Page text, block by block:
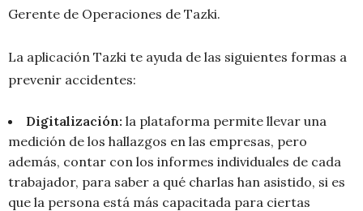
Gerente de Operaciones de Tazki.
La aplicación Tazki te ayuda de las siguientes formas a
prevenir accidentes:
Digitalización: la plataforma permite llevar una
medición de los hallazgos en las empresas, pero
además, contar con los informes individuales de cada
trabajador, para saber a qué charlas han asistido, si es
que la persona está más capacitada para ciertas